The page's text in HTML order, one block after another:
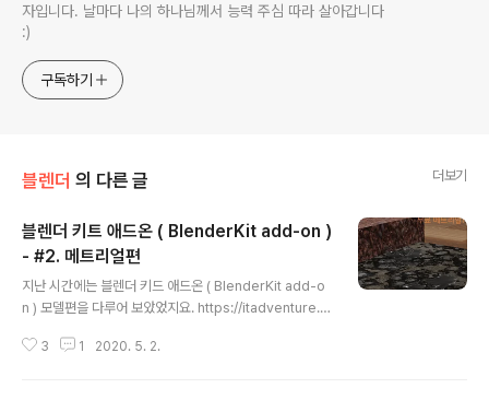
자입니다. 날마다 나의 하나님께서 능력 주심 따라 살아갑니다
:)
구독하기
블렌더 의 다른 글 더보기
블렌더 키트 애드온 ( BlenderKit add-on )
- #2. 메트리얼편
지난 시간에는 블렌더 키드 애드온 ( BlenderKit add-o
n ) 모델편을 다루어 보았었지요. https://itadventure.ti
-on ) - #1. 모델편 블렌더에는 블렌더키트라는 도구가 있
3 1 2020. 5. 2.